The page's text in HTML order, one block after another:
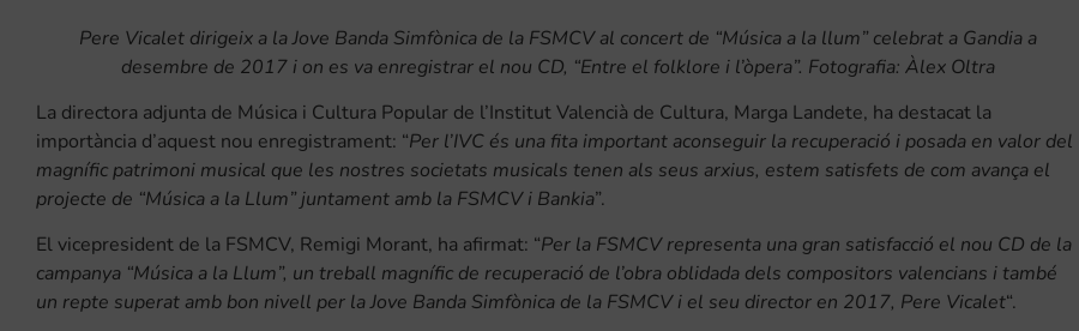
Pere Vicalet dirigeix a la Jove Banda Simfònica de la FSMCV al concert de “Música a la llum” celebrat a Gandia a
desembre de 2017 i on es va enregistrar el nou CD, “Entre el folklore i l’òpera”. Fotografia: Àlex Oltra
La directora adjunta de Música i Cultura Popular de l’Institut Valencià de Cultura, Marga Landete, ha destacat la
importància d’aquest nou enregistrament: “Per l’IVC és una fita important aconseguir la recuperació i posada en valor del
magnífic patrimoni musical que les nostres societats musicals tenen als seus arxius, estem satisfets de com avança el
projecte de “Música a la Llum” juntament amb la FSMCV i Bankia”.
El vicepresident de la FSMCV, Remigi Morant, ha afirmat: “Per la FSMCV representa una gran satisfacció el nou CD de la
campanya “Música a la Llum”, un treball magnífic de recuperació de l’obra oblidada dels compositors valencians i també
un repte superat amb bon nivell per la Jove Banda Simfònica de la FSMCV i el seu director en 2017, Pere Vicalet“.